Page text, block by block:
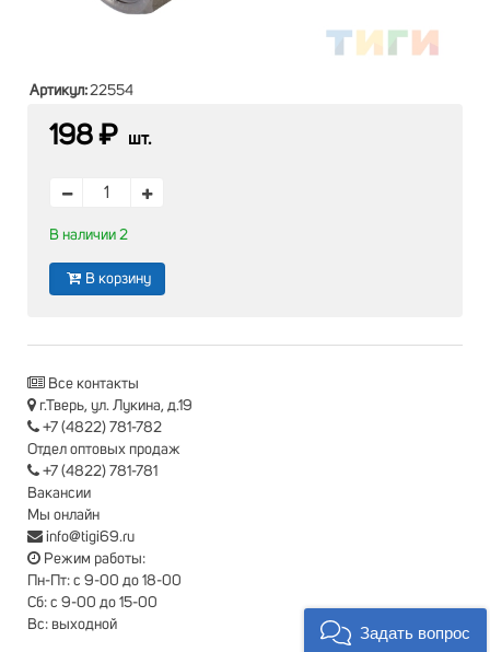
Артикул:22554
198 ₽ шт.
В наличии 2
В корзину
Все контакты
г.Тверь, ул. Лукина, д.19
+7 (4822) 781-782
Отдел оптовых продаж
+7 (4822) 781-781
Вакансии
Мы онлайн
info@tigi69.ru
Режим работы:
Пн-Пт: с 9-00 до 18-00
Сб: с 9-00 до 15-00
Вс: выходной
Задать вопрос